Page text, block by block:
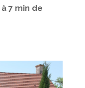
à 7 min de